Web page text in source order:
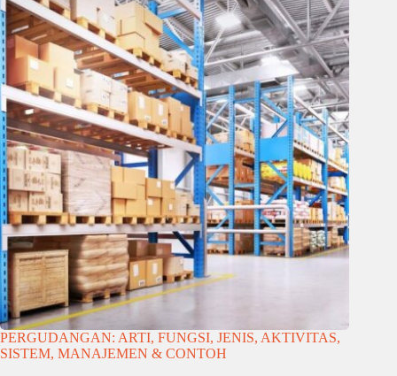
PERGUDANGAN: ARTI, FUNGSI, JENIS, AKTIVITAS,
SISTEM, MANAJEMEN & CONTOH